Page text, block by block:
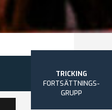
TRICKING
FORTSÄTTNINGS-
GRUPP